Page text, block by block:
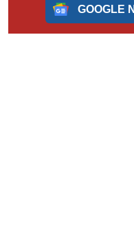
GOOGLE